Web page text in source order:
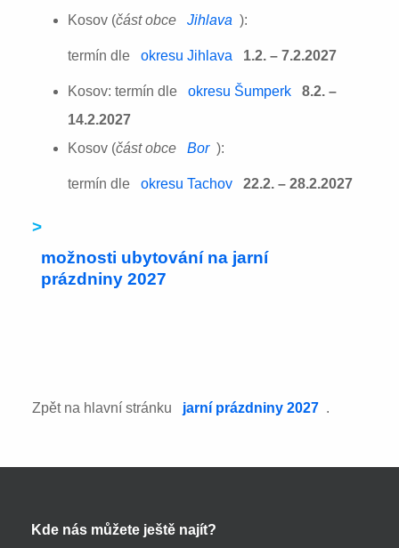
Kosov (část obce Jihlava ):
termín dle okresu Jihlava 1.2. – 7.2.2027
Kosov: termín dle okresu Šumperk
8.2. –
14.2.2027
Kosov (část obce Bor ):
termín dle okresu Tachov 22.2. – 28.2.2027
>
možnosti ubytování na jarní
prázdniny 2027
Zpět na hlavní stránku jarní prázdniny 2027 .
Kde nás můžete ještě najít?